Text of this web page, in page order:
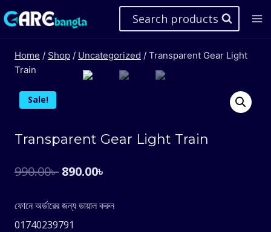
Skip
to
Search products
Home / Shop / Uncategorized / Transparent Gear Light
Train
Sale!
Transparent Gear Light Train
990.00৳ Original
was:
890.00৳
ফোনে অর্ডারের জন্য ডায়াল করুন
01740239791